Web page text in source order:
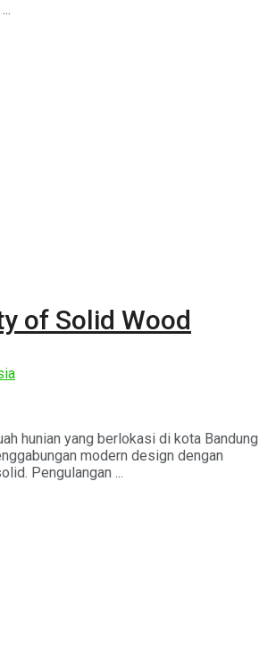
of Solid Wood
hunian yang berlokasi di kota Bandung
modern design dengan
Pengulangan ...